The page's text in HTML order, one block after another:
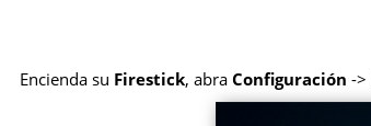
Encienda su Firestick, abraConfiguración ->